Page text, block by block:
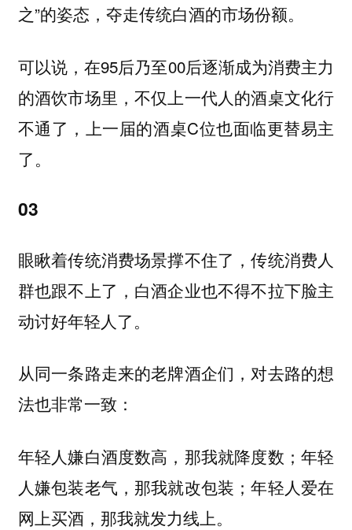
之”的姿态，夺走传统白酒的市场份额。
可以说，在95后乃至00后逐渐成为消费主力
的酒饮市场里，不仅上一代人的酒桌文化行
不通了，上一届的酒桌C位也面临更替易主
了。
03
眼瞅着传统消费场景撑不住了，传统消费人
群也跟不上了，白酒企业也不得不拉下脸主
动讨好年轻人了。
从同一条路走来的老牌酒企们，对去路的想
法也非常一致：
年轻人嫌白酒度数高，那我就降度数；年轻
人嫌包装老气，那我就改包装；年轻人爱在
网上买酒，那我就发力线上。